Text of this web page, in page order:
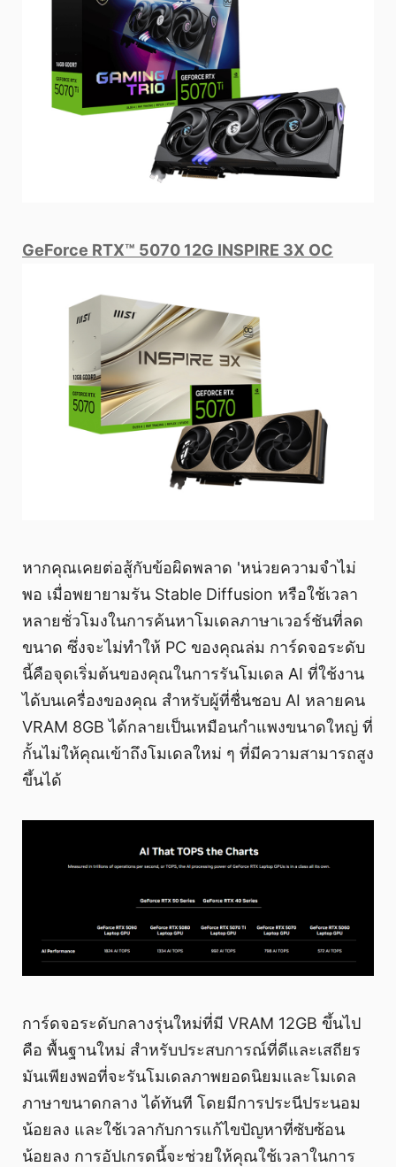
GeForce RTX™ 5070 12G INSPIRE 3X OC
หากคุณเคยต่อสู้กับข้อผิดพลาด 'หน่วยความจำไม่
พอ เมื่อพยายามรัน Stable Diffusion หรือใช้เวลา
หลายชั่วโมงในการค้นหาโมเดลภาษาเวอร์ชันที่ลด
ขนาด ซึ่งจะไม่ทำให้ PC ของคุณล่ม การ์ดจอระดับ
นี้คือจุดเริ่มต้นของคุณในการรันโมเดล AI ที่ใช้งาน
ได้บนเครื่องของคุณ สำหรับผู้ที่ชื่นชอบ AI หลายคน
VRAM 8GB ได้กลายเป็นเหมือนกำแพงขนาดใหญ่ ที่
กั้นไม่ให้คุณเข้าถึงโมเดลใหม่ ๆ ที่มีความสามารถสูง
ขึ้นได้
การ์ดจอระดับกลางรุ่นใหม่ที่มี VRAM 12GB ขึ้นไป
คือ พื้นฐานใหม่ สำหรับประสบการณ์ที่ดีและเสถียร
มันเพียงพอที่จะรันโมเดลภาพยอดนิยมและโมเดล
ภาษาขนาดกลาง ได้ทันที โดยมีการประนีประนอม
น้อยลง และใช้เวลากับการแก้ไขปัญหาที่ซับซ้อน
น้อยลง การอัปเกรดนี้จะช่วยให้คุณใช้เวลาในการ